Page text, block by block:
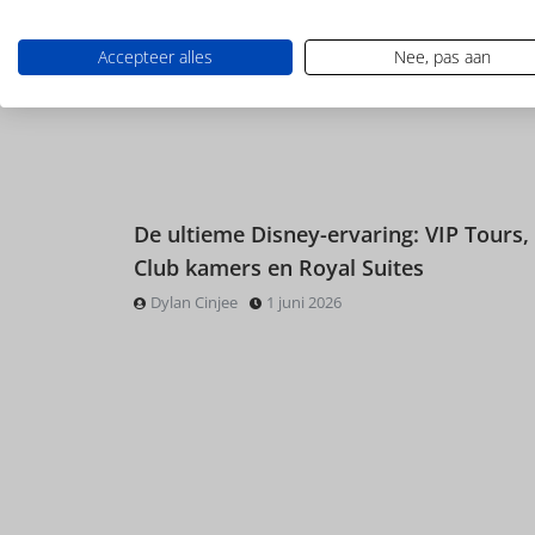
De ultieme Disney-ervaring: VIP Tours,
Club kamers en Royal Suites
Dylan Cinjee 1 juni 2026
Accepteer alles Nee, pas aan